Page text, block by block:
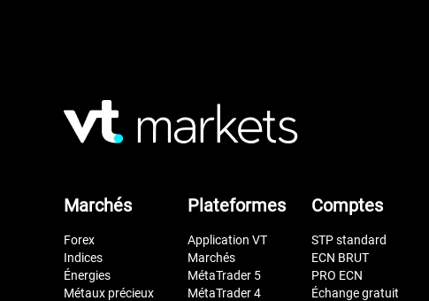
Marchés
Forex
Indices
Énergies
Métaux précieux
Plateformes
Application VT
Marchés
MétaTrader 5
MétaTrader 4
Comptes
STP standard
ECN BRUT
PRO ECN
Échange gratuit